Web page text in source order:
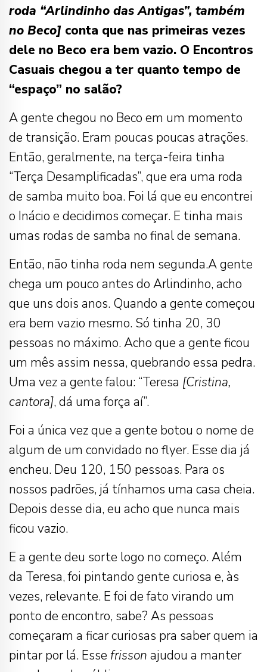
roda “Arlindinho das Antigas”, também
no Beco] conta que nas primeiras vezes
dele no Beco era bem vazio. O Encontros
Casuais chegou a ter quanto tempo de
“espaço” no salão?
A gente chegou no Beco em um momento
de transição. Eram poucas poucas atrações.
Então, geralmente, na terça-feira tinha
“Terça Desamplificadas”, que era uma roda
de samba muito boa. Foi lá que eu encontrei
o Inácio e decidimos começar. E tinha mais
umas rodas de samba no final de semana.
Então, não tinha roda nem segunda.A gente
chega um pouco antes do Arlindinho, acho
que uns dois anos. Quando a gente começou
era bem vazio mesmo. Só tinha 20, 30
pessoas no máximo. Acho que a gente ficou
um mês assim nessa, quebrando essa pedra.
Uma vez a gente falou: “Teresa [Cristina,
cantora], dá uma força aí”.
Foi a única vez que a gente botou o nome de
algum de um convidado no flyer. Esse dia já
encheu. Deu 120, 150 pessoas. Para os
nossos padrões, já tínhamos uma casa cheia.
Depois desse dia, eu acho que nunca mais
ficou vazio.
E a gente deu sorte logo no começo. Além
da Teresa, foi pintando gente curiosa e, às
vezes, relevante. E foi de fato virando um
ponto de encontro, sabe? As pessoas
começaram a ficar curiosas pra saber quem ia
pintar por lá. Esse frisson ajudou a manter